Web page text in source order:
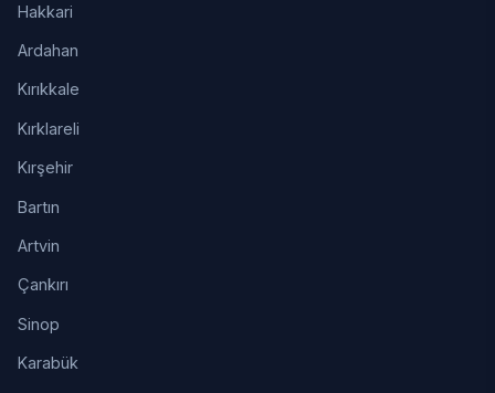
Hakkari
Ardahan
Kırıkkale
Kırklareli
Kırşehir
Bartın
Artvin
Çankırı
Sinop
Karabük